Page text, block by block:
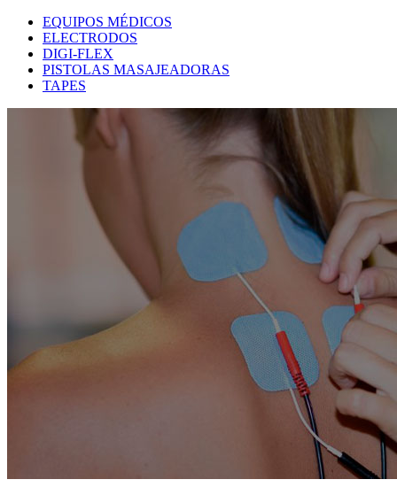
EQUIPOS MÉDICOS
ELECTRODOS
DIGI-FLEX
PISTOLAS MASAJEADORAS
TAPES